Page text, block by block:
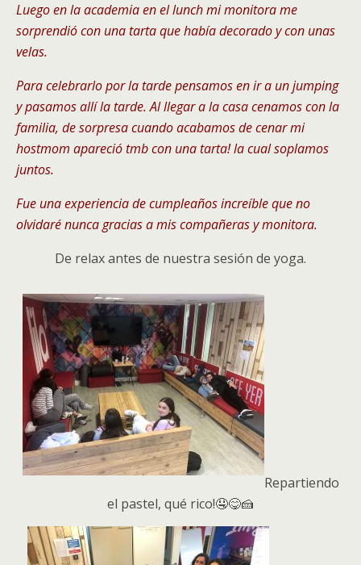
Luego en la academia en el lunch mi monitora me
sorprendió con una tarta que había decorado y con unas
velas.
Para celebrarlo por la tarde pensamos en ir a un jumping
y pasamos allí la tarde. Al llegar a la casa cenamos con la
familia, de sorpresa cuando acabamos de cenar mi
hostmom apareció tmb con una tarta! la cual soplamos
juntos.
Fue una experiencia de cumpleaños increíble que no
olvidaré nunca gracias a mis compañeras y monitora.
De relax antes de nuestra sesión de yoga.
Repartiendo
el pastel, qué rico!🤤😋🍰